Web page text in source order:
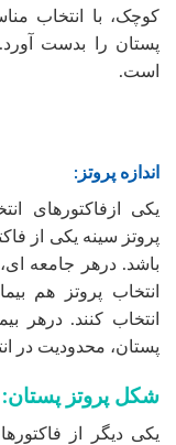
کوچک، با انتخاب
پستان را بدست
است.
اندازه پروتز:
یکی ازفاکتورهای
پروتز سینه یکی از
باشد. درهر جامعه
انتخاب پروتز هم
انتخاب کنند. درهر
پستان، محدودیت در
شکل پروتز پستان:
یکی دیگر از